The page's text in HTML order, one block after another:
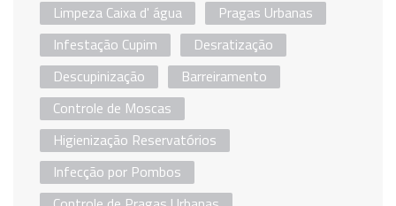
Limpeza Caixa d' água
Pragas Urbanas
Infestação Cupim
Desratização
Descupinização
Barreiramento
Controle de Moscas
Higienização Reservatórios
Infecção por Pombos